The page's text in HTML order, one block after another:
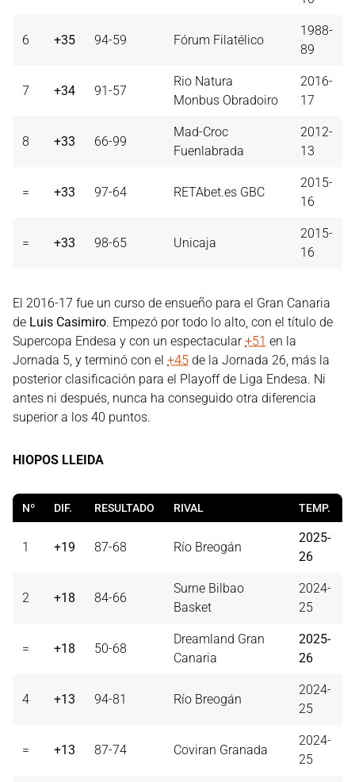
6 +35 94-59 Fórum Filatélico
1988-
89
7 +34 91-57
Rio Natura
Monbus Obradoiro
2016-
17
8 +33 66-99
Mad-Croc
Fuenlabrada
2012-
13
= +33 97-64 RETAbet.es GBC
2015-
16
= +33 98-65 Unicaja
2015-
16
El 2016-17 fue un curso de ensueño para el Gran Canaria
de Luis Casimiro. Empezó por todo lo alto, con el título de
Supercopa Endesa y con un espectacular+51 en la
Jornada 5, y terminó con el +45 de la Jornada 26, más la
posterior clasificación para el Playoff de Liga Endesa. Ni
antes ni después, nunca ha conseguido otra diferencia
superior a los 40 puntos.
HIOPOS LLEIDA
Nº DIF. RESULTADO RIVAL TEMP.
1 +19 87-68 Río Breogán
2025-
26
2 +18 84-66
Surne Bilbao
Basket
2024-
25
= +18 50-68
Dreamland Gran
Canaria
2025-
26
4 +13 94-81 Río Breogán
2024-
25
= +13 87-74 Coviran Granada
2024-
25